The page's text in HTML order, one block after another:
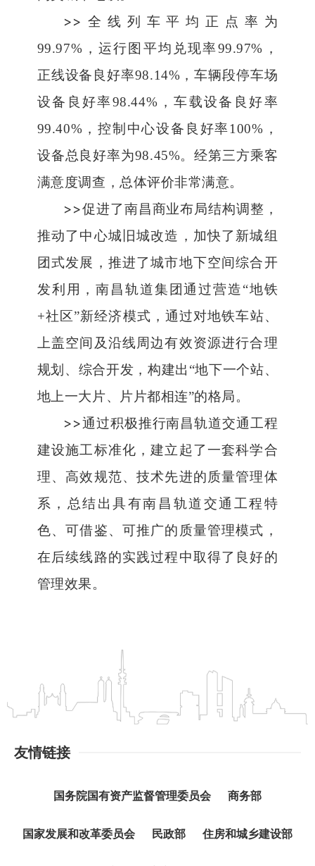
>> 全线列车平均正点率为
99.97% ，运行图平均兑现率99.97% ，
正线设备良好率98.14% ，车辆段停车场
设备良好率98.44% ，车载设备良好率
99.40% ，控制中心设备良好率100% ，
设备总良好率为98.45%。经第三方乘客
满意度调查，总体评价非常满意。
>>促进了南昌商业布局结构调整，
推动了中心城旧城改造，加快了新城组
团式发展，推进了城市地下空间综合开
发利用，南昌轨道集团通过营造“地铁
+社区”新经济模式，通过对地铁车站、
上盖空间及沿线周边有效资源进行合理
规划、综合开发，构建出 “地下一个站、
地上一大片、片片都相连”的格局。
>>通过积极推行南昌轨道交通工程
建设施工标准化，建立起了一套科学合
理、高效规范、技术先进的质量管理体
系，总结出具有南昌轨道交通工程特
色、可借鉴、可推广的质量管理模式，
在后续线路的实践过程中取得了良好的
管理效果。
友情链接
国务院国有资产监督管理委员会 商务部
国家发展和改革委员会 民政部 住房和城乡建设部